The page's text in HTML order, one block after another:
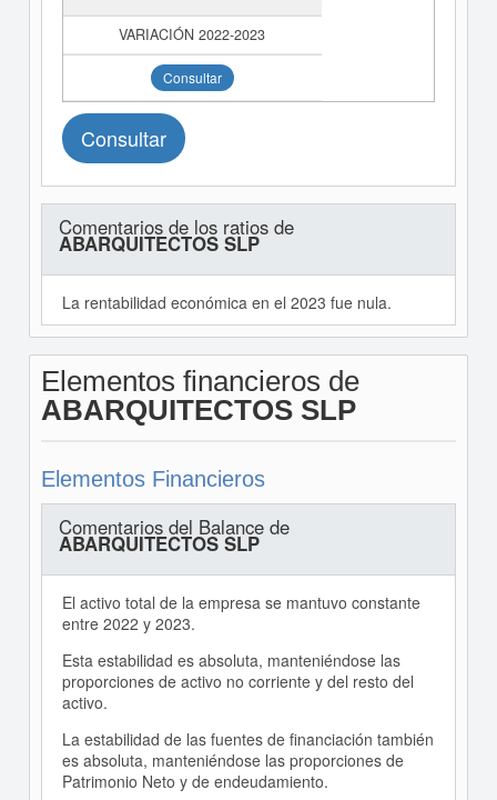
Consultar
Consultar
Comentarios de los ratios de
ABARQUITECTOS SLP
La rentabilidad económica en el 2023 fue nula.
Elementos financieros de
ABARQUITECTOS SLP
Elementos Financieros
Comentarios del Balance de
ABARQUITECTOS SLP
El activo total de la empresa se mantuvo constante
entre 2022 y 2023.
Esta estabilidad es absoluta, manteniéndose las
proporciones de activo no corriente y del resto del
activo.
La estabilidad de las fuentes de financiación también
es absoluta, manteniéndose las proporciones de
Patrimonio Neto y de endeudamiento.